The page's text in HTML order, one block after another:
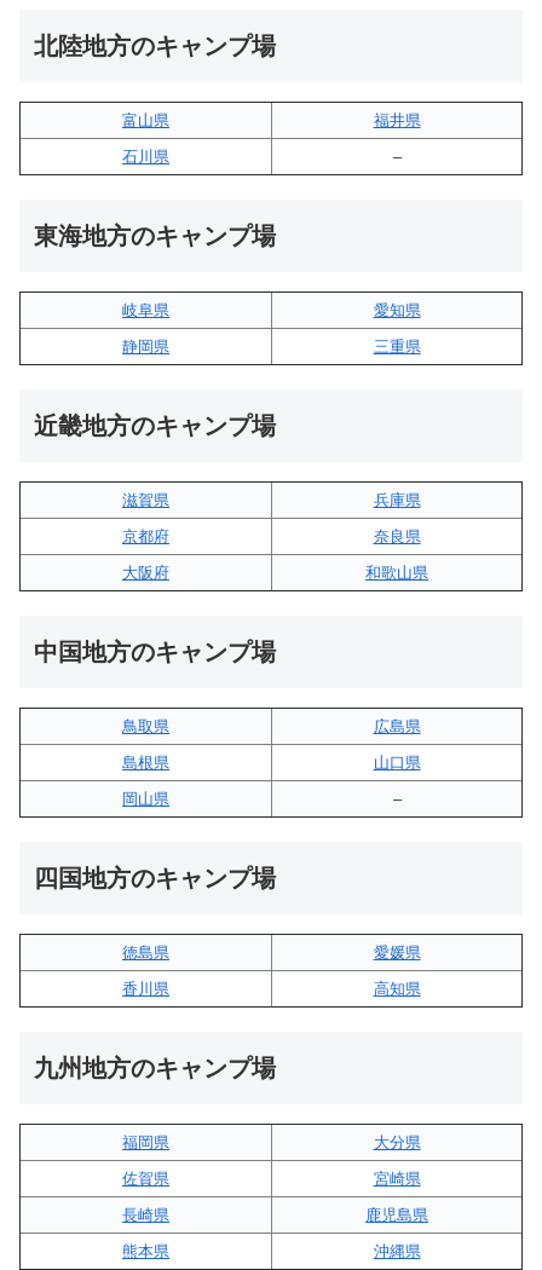
北陸地方のキャンプ場
富山県
福井県
石川県
–
東海地方のキャンプ場
岐阜県
愛知県
静岡県
三重県
近畿地方のキャンプ場
滋賀県
兵庫県
京都府
奈良県
大阪府
和歌山県
中国地方のキャンプ場
鳥取県
広島県
島根県
山口県
岡山県
–
四国地方のキャンプ場
徳島県
愛媛県
香川県
高知県
九州地方のキャンプ場
福岡県
大分県
佐賀県
宮崎県
長崎県
鹿児島県
熊本県
沖縄県